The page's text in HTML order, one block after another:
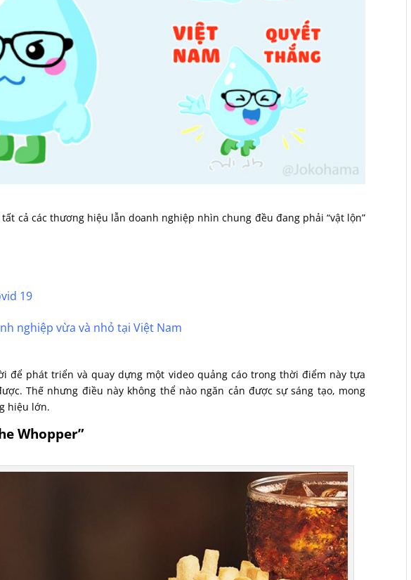
cả các thương hiệu lẫn doanh nghiệp nhìn chung đều đang phải “vật lộn”
19
nghiệp vừa và nhỏ tại Việt Nam
để phát triển và quay dựng một video quảng cáo trong thời điểm này tựa
Thế nhưng điều này không thể nào ngăn cản được sự sáng tạo, mong
hiệu lớn.
Whopper”